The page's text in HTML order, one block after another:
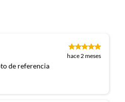
hace 2 meses
de referencia